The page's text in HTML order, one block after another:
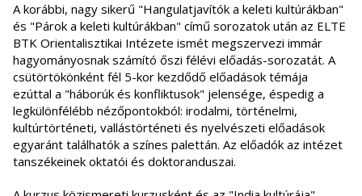
A korábbi, nagy sikerű "Hangulatjavítók a keleti kultúrákban"
és "Párok a keleti kultúrákban" című sorozatok után az ELTE
BTK Orientalisztikai Intézete ismét megszervezi immár
hagyományosnak számító őszi félévi előadás-sorozatát. A
csütörtökönként fél 5-kor kezdődő előadások témája
ezúttal a "háborúk és konfliktusok" jelensége, éspedig a
legkülönfélébb nézőpontokból: irodalmi, történelmi,
kultúrtörténeti, vallástörténeti és nyelvészeti előadások
egyaránt találhatók a színes palettán. Az előadók az intézet
tanszékeinek oktatói és doktoranduszai.